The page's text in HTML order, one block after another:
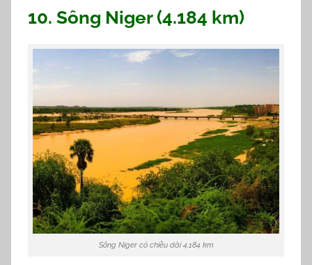
10. Sông Niger (4.184 km)
Sông Niger có chiều dài 4.184 km